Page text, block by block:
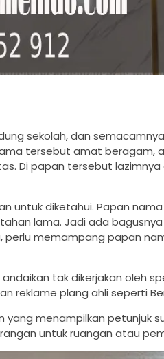
sekolah, dan
tersebut amat beragam,
Di papan tersebut
untuk diketahui. Papan
lama. Jadi ada
memampang papan
tak dikerjakan oleh
reklame plang ahli seperti
yang menampilkan petunjuk
untuk ruangan atau